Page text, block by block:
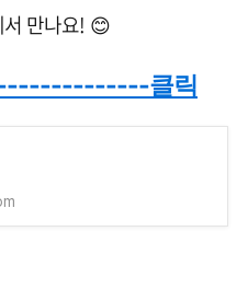
만나요! 😊
---------------클릭